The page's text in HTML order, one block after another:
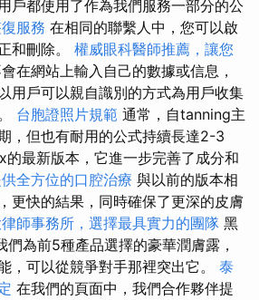
戶都使用了作為我們服務一部分的公
服務 在相同的聯繫人中，您可以啟
和刪除。 權威眼科醫師推薦，讓您
在網站上輸入自己的數據或信息，
用戶可以親自識別的方式為用戶收集
台胞證照片規範 通常，自tanning主
，但也有耐用的公式持續長達2-3
最新版本，它進一步完善了成分和
全方位的口腔治療 與以前的版本相
更快的結果，同時確保了更深的皮膚
師事務所，選擇最具實力的團隊 黑
為前5種產品選擇的豪華潤膚露，
，可以從競爭對手那裡突出它。 泰
在我們的頁面中，我們合作夥伴提